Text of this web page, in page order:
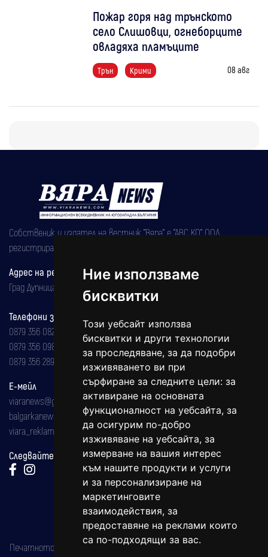
Ние използваме
бисквитки
Този уебсайт използва
бисквитки и други технологии
за проследяване, за да подобри
изживяването ви при
сърфиране за следните цели: за
активиране на основната
функционалност на уебсайта, за
да осигурим по-добро
изживяване на уебсайта, за
измерване на вашия интерес
към нашите продукти и услуги
и за персонализиране на
маркетинговите
взаимодействия, за
предоставяне на реклами които
са по-подходящи за вас.
Пожар горя над трънското
село Слишовци, огнеборците
овладяха пламъците
Трън Крими 08 авг
Собственик и издател на вестник "Вяра" е "АВС КО" ООД,
регистрирана на 08.05.2002 година.
Адрес на редакцията
Град Дупница, ул.''Христо Ботев" 43
Телефони за реклама и абонаменти
0879 356 082
0879 356 098
0879 356 289
Е-мейл
viaranews@gmail.com
balgarkanews@gmail.com
viara_reklama@mail.bg
Следвайте ни:
Печатното издание на вестника е регистрирано в националния